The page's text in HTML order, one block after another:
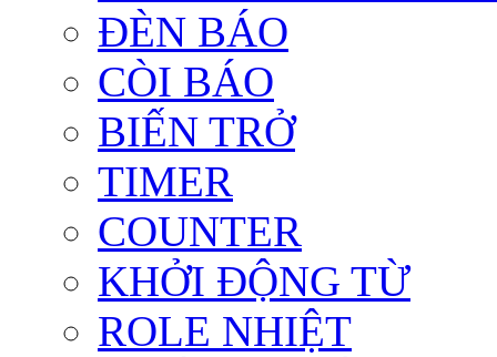
ĐÈN BÁO
CÒI BÁO
BIẾN TRỞ
TIMER
COUNTER
KHỞI ĐỘNG TỪ
ROLE NHIỆT